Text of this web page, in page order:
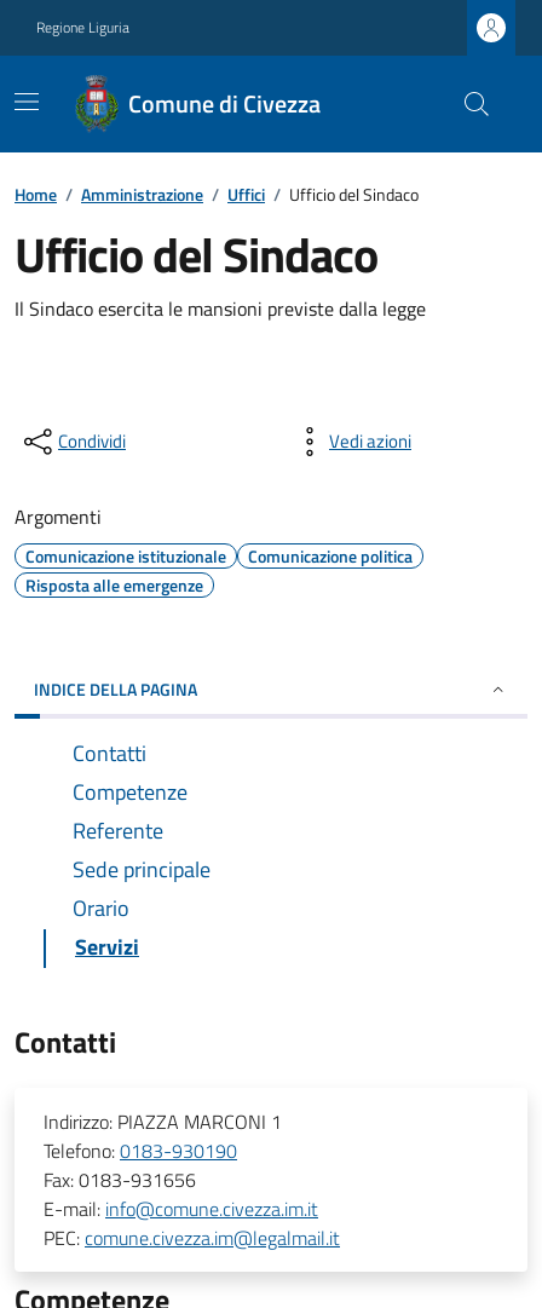
Regione Liguria
Comune di Civezza
Home / Amministrazione / Uffici / Ufficio del Sindaco
Ufficio del Sindaco
Il Sindaco esercita le mansioni previste dalla legge
Condividi Vedi azioni
Argomenti
Comunicazione istituzionale
Comunicazione politica
Risposta alle emergenze
INDICE DELLA PAGINA
Contatti
Competenze
Referente
Sede principale
Orario
Servizi
Contatti
Indirizzo: PIAZZA MARCONI 1
Telefono:0183-930190
Fax:0183-931656
E-mail: info@comune.civezza.im.it
PEC:comune.civezza.im@legalmail.it